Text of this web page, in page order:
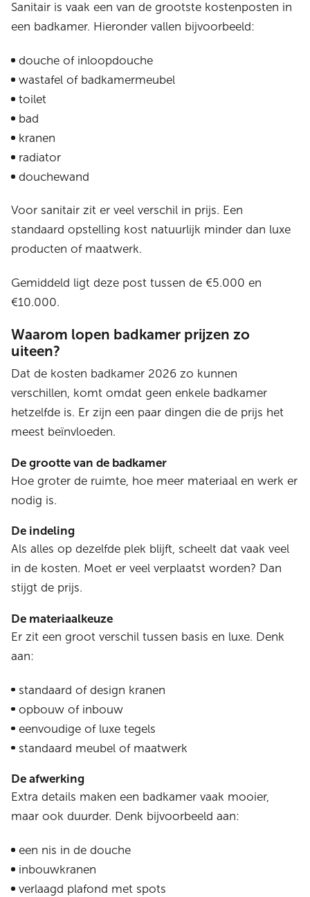
Sanitair is vaak een van de grootste kostenposten in
een badkamer. Hieronder vallen bijvoorbeeld:
douche of inloopdouche
wastafel of badkamermeubel
toilet
bad
kranen
radiator
douchewand
Voor sanitair zit er veel verschil in prijs. Een
standaard opstelling kost natuurlijk minder dan luxe
producten of maatwerk.
Gemiddeld ligt deze post tussen de €5.000 en
€10.000.
Waarom lopen badkamer prijzen zo
uiteen?
Dat de kosten badkamer 2026 zo kunnen
verschillen, komt omdat geen enkele badkamer
hetzelfde is. Er zijn een paar dingen die de prijs het
meest beïnvloeden.
De grootte van de badkamer
Hoe groter de ruimte, hoe meer materiaal en werk er
nodig is.
De indeling
Als alles op dezelfde plek blijft, scheelt dat vaak veel
in de kosten. Moet er veel verplaatst worden? Dan
stijgt de prijs.
De materiaalkeuze
Er zit een groot verschil tussen basis en luxe. Denk
aan:
standaard of design kranen
opbouw of inbouw
eenvoudige of luxe tegels
standaard meubel of maatwerk
De afwerking
Extra details maken een badkamer vaak mooier,
maar ook duurder. Denk bijvoorbeeld aan:
een nis in de douche
inbouwkranen
verlaagd plafond met spots